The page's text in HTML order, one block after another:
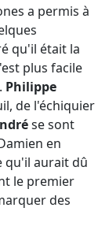
a permis à
qu'il était la
plus facile
Philippe
de l'échiquier
se sont
en
qu'il aurait dû
le premier
des